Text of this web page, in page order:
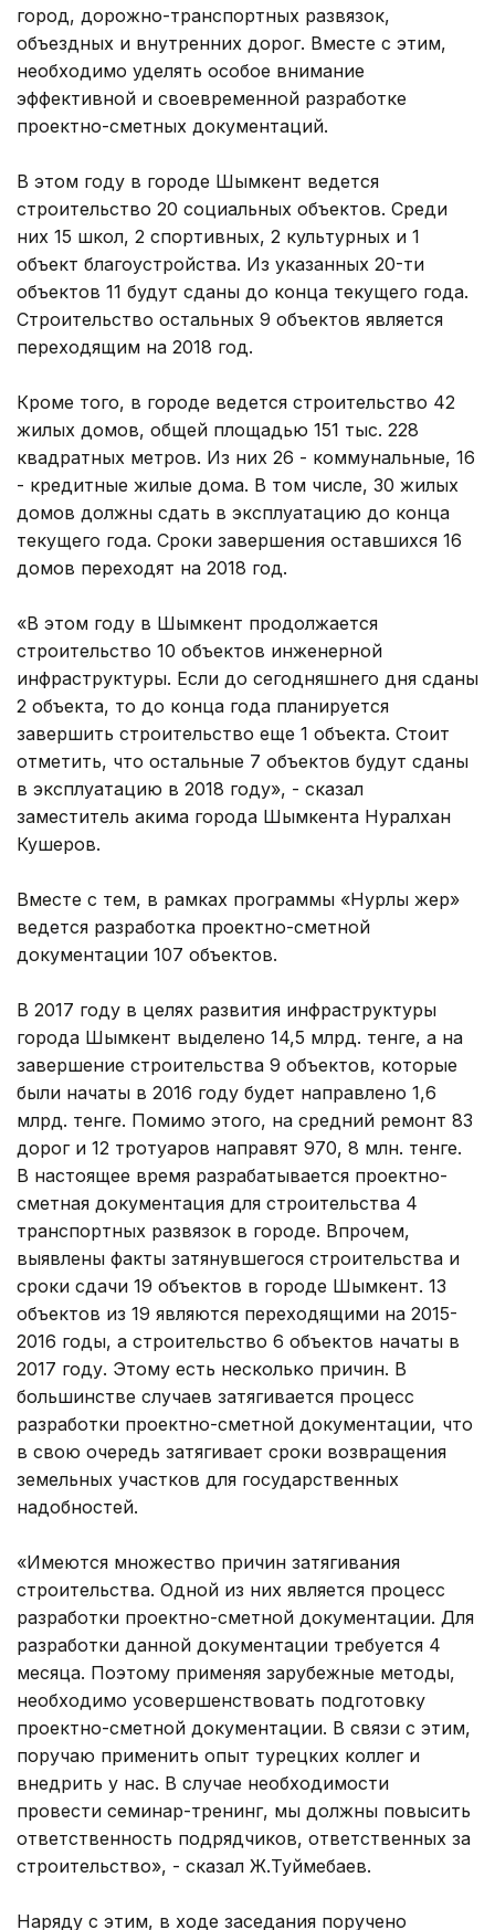
город, дорожно-транспортных развязок,
объездных и внутренних дорог. Вместе с этим,
необходимо уделять особое внимание
эффективной и своевременной разработке
проектно-сметных документаций.
В этом году в городе Шымкент ведется
строительство 20 социальных объектов. Среди
них 15 школ, 2 спортивных, 2 культурных и 1
объект благоустройства. Из указанных 20-ти
объектов 11 будут сданы до конца текущего года.
Строительство остальных 9 объектов является
переходящим на 2018 год.
Кроме того, в городе ведется строительство 42
жилых домов, общей площадью 151 тыс. 228
квадратных метров. Из них 26 - коммунальные, 16
- кредитные жилые дома. В том числе, 30 жилых
домов должны сдать в эксплуатацию до конца
текущего года. Сроки завершения оставшихся 16
домов переходят на 2018 год.
«В этом году в Шымкент продолжается
строительство 10 объектов инженерной
инфраструктуры. Если до сегодняшнего дня сданы
2 объекта, то до конца года планируется
завершить строительство еще 1 объекта. Стоит
отметить, что остальные 7 объектов будут сданы
в эксплуатацию в 2018 году», - сказал
заместитель акима города Шымкента Нуралхан
Кушеров.
Вместе с тем, в рамках программы «Нурлы жер»
ведется разработка проектно-сметной
документации 107 объектов.
В 2017 году в целях развития инфраструктуры
города Шымкент выделено 14,5 млрд. тенге, а на
завершение строительства 9 объектов, которые
были начаты в 2016 году будет направлено 1,6
млрд. тенге. Помимо этого, на средний ремонт 83
дорог и 12 тротуаров направят 970, 8 млн. тенге.
В настоящее время разрабатывается проектно-
сметная документация для строительства 4
транспортных развязок в городе. Впрочем,
выявлены факты затянувшегося строительства и
сроки сдачи 19 объектов в городе Шымкент. 13
объектов из 19 являются переходящими на 2015-
2016 годы, а строительство 6 объектов начаты в
2017 году. Этому есть несколько причин. В
большинстве случаев затягивается процесс
разработки проектно-сметной документации, что
в свою очередь затягивает сроки возвращения
земельных участков для государственных
надобностей.
«Имеются множество причин затягивания
строительства. Одной из них является процесс
разработки проектно-сметной документации. Для
разработки данной документации требуется 4
месяца. Поэтому применяя зарубежные методы,
необходимо усовершенствовать подготовку
проектно-сметной документации. В связи с этим,
поручаю применить опыт турецких коллег и
внедрить у нас. В случае необходимости
провести семинар-тренинг, мы должны повысить
ответственность подрядчиков, ответственных за
строительство», - сказал Ж.Туймебаев.
Наряду с этим, в ходе заседания поручено